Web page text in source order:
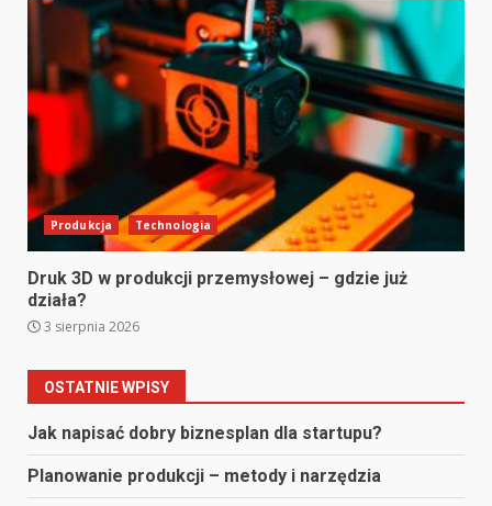
Produkcja Technologia
Druk 3D w produkcji przemysłowej – gdzie już
działa?
3 sierpnia 2026
OSTATNIE WPISY
Jak napisać dobry biznesplan dla startupu?
Planowanie produkcji – metody i narzędzia